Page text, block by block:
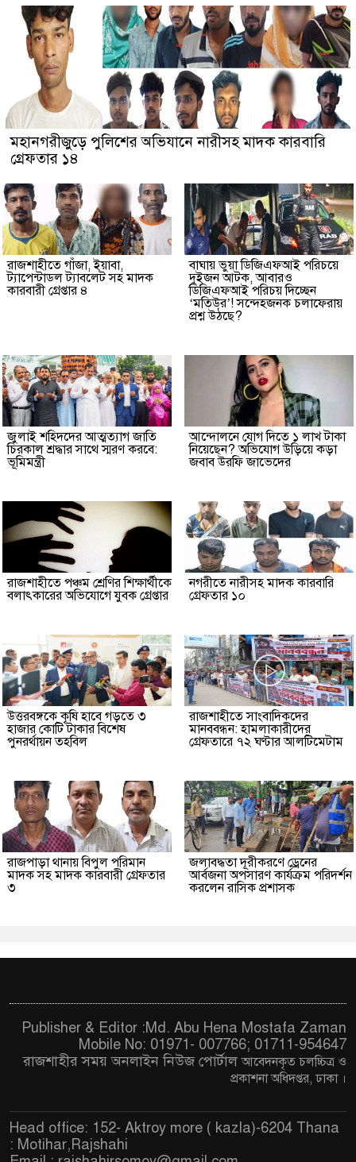
মহানগরীজুড়ে পুলিশের অভিযানে নারীসহ মাদক কারবারি
গ্রেফতার ১৪
রাজশাহীতে গাঁজা, ইয়াবা,
ট্যাপেন্টাডল ট্যাবলেট সহ মাদক
কারবারী গ্রেপ্তার ৪
বাঘায় ভুয়া ডিজিএফআই পরিচয়ে
দুইজন আটক, আবারও
ডিজিএফআই পরিচয় দিচ্ছেন
‘মতিউর’! সন্দেহজনক চলাফেরায়
প্রশ্ন উঠছে?
জুলাই শহিদদের আত্মত্যাগ জাতি
চিরকাল শ্রদ্ধার সাথে স্মরণ করবে:
ভূমিমন্ত্রী
আন্দোলনে যোগ দিতে ১ লাখ টাকা
নিয়েছেন? অভিযোগ উড়িয়ে কড়া
জবাব উরফি জাভেদের
রাজশাহীতে পঞ্চম শ্রেণির শিক্ষার্থীকে
বলাৎকারের অভিযোগে যুবক গ্রেপ্তার
নগরীতে নারীসহ মাদক কারবারি
গ্রেফতার ১০
উত্তরবঙ্গকে কৃষি হাবে গড়তে ৩
হাজার কোটি টাকার বিশেষ
পুনরর্থায়ন তহবিল
রাজশাহীতে সাংবাদিকদের
মানববন্ধন: হামলাকারীদের
গ্রেফতারে ৭২ ঘণ্টার আলটিমেটাম
রাজপাড়া থানায় বিপুল পরিমান
মাদক সহ মাদক কারবারী গ্রেফতার
৩
জলাবদ্ধতা দূরীকরণে ড্রেনের
আর্বজনা অপসারণ কার্যক্রম পরিদর্শন
করলেন রাসিক প্রশাসক
Publisher & Editor :Md. Abu Hena Mostafa Zaman
Mobile No: 01971- 007766; 01711-954647
রাজশাহীর সময় অনলাইন নিউজ পোর্টালআবেদনকৃত চলচ্চিত্র ও
প্রকাশনা অধিদপ্তর, ঢাকা ।
Head office: 152- Aktroy more ( kazla)-6204 Thana
: Motihar,Rajshahi